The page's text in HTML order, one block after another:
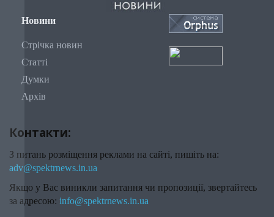
Новини
Стрічка новин
Статті
Думки
Архів
Контакти:
З питань розміщення реклами на сайті, пишіть на:
adv@spektrnews.in.ua
Якщо у Вас виникли запитання чи пропозиції, звертайтесь
за адресою: info@spektrnews.in.ua